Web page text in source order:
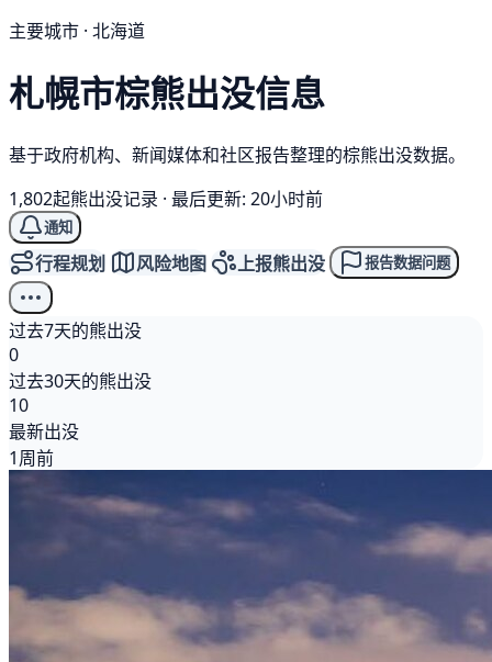
主要城市 · 北海道
札幌市棕熊出没信息
基于政府机构、新闻媒体和社区报告整理的棕熊出没数据。
1,802起熊出没记录 · 最后更新: 20小时前
通知
行程规划 风险地图 上报熊出没 报告数据问题
过去7天的熊出没
0
过去30天的熊出没
10
最新出没
1周前